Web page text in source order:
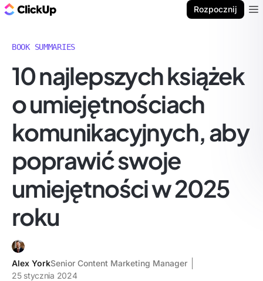
Rozpocznij
BOOK SUMMARIES
10 najlepszych książek
o umiejętnościach
komunikacyjnych, aby
poprawić swoje
umiejętności w 2025
roku
Alex YorkSenior Content Marketing Manager
25 stycznia 2024